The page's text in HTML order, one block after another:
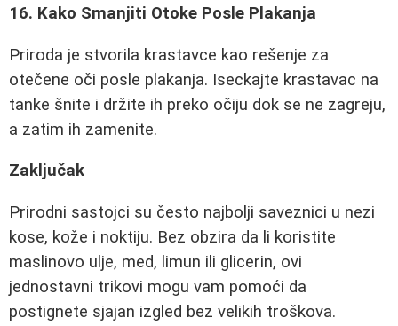
16. Kako Smanjiti Otoke Posle Plakanja
Priroda je stvorila krastavce kao rešenje za
otečene oči posle plakanja. Iseckajte krastavac na
tanke šnite i držite ih preko očiju dok se ne zagreju,
a zatim ih zamenite.
Zaključak
Prirodni sastojci su često najbolji saveznici u nezi
kose, kože i noktiju. Bez obzira da li koristite
maslinovo ulje, med, limun ili glicerin, ovi
jednostavni trikovi mogu vam pomoći da
postignete sjajan izgled bez velikih troškova.